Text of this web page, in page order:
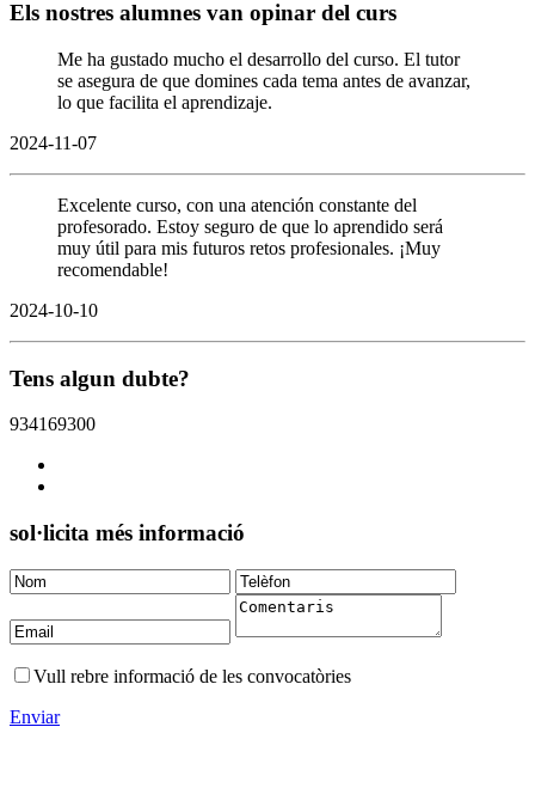
Els nostres alumnes van opinar del curs
Me ha gustado mucho el desarrollo del curso. El tutor
se asegura de que domines cada tema antes de avanzar,
lo que facilita el aprendizaje.
2024-11-07
Excelente curso, con una atención constante del
profesorado. Estoy seguro de que lo aprendido será
muy útil para mis futuros retos profesionales. ¡Muy
recomendable!
2024-10-10
Tens algun dubte?
934169300
sol·licita més informació
Vull rebre informació de les convocatòries
Enviar